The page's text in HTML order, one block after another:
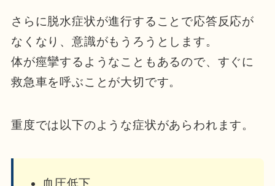
さらに脱水症状が進行することで応答反応が
なくなり、意識がもうろうとします。
体が痙攣するようなこともあるので、すぐに
救急車を呼ぶことが大切です。
重度では以下のような症状があらわれます。
血圧低下